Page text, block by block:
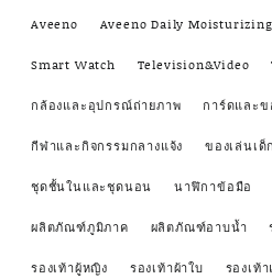
Aveeno Aveeno Daily
Smart Watch Television&Video
กล้องและอุปกรณ์ถ่ายภาพ การ์ดและ
กีฬาและกิจกรรมกลางแจ้ง ของเล่นเด็ก
ชุดชั้นในและชุดนอน นาฬิกาข้อมือ
ผลิตภัณฑ์ภูมิภาค ผลิตภัณฑ์อาบน้ำ
รองเท้าผู้หญิง รองเท้าผ้าใบ รองเท้